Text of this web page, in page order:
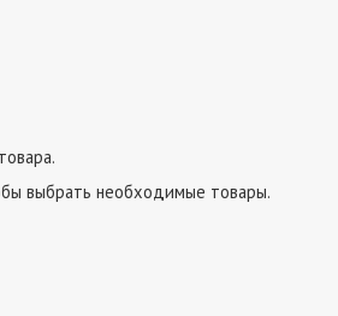
выбрать необходимые товары.